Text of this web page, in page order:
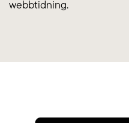
Kunskap
webbtidning.